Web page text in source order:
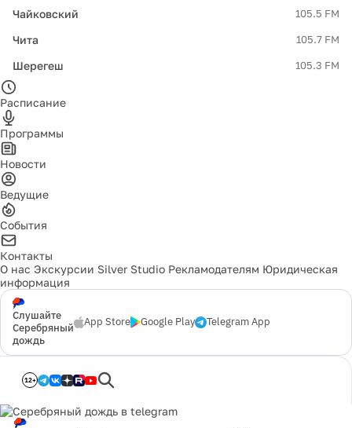
Чайковский 105.5 FM
Чита 105.7 FM
Шерегеш 105.3 FM
Расписание
Программы
Новости
Ведущие
События
Контакты
О нас Экскурсии Silver Studio Рекламодателям Юридическая
информация
Слушайте
Серебряный
дождь
App Store Google Play Telegram App
12+